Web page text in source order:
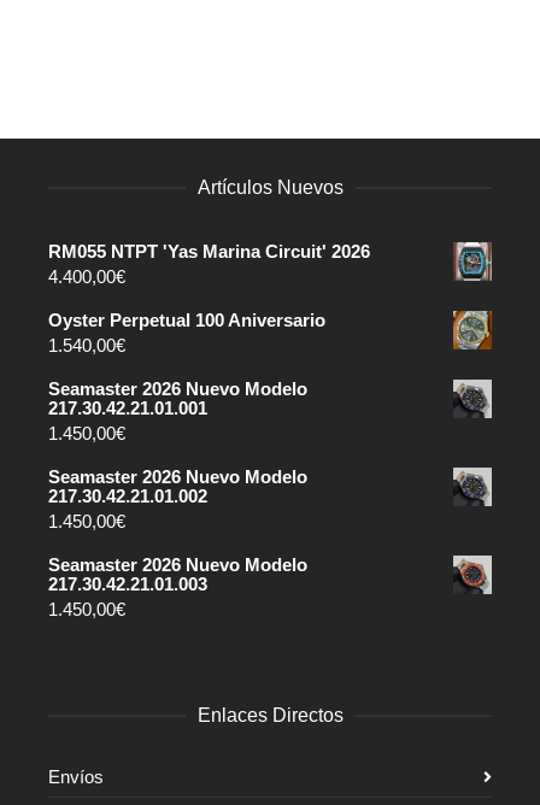
Artículos Nuevos
RM055 NTPT 'Yas Marina Circuit' 2026
4.400,00€
Oyster Perpetual 100 Aniversario
1.540,00€
Seamaster 2026 Nuevo Modelo
217.30.42.21.01.001
1.450,00€
Seamaster 2026 Nuevo Modelo
217.30.42.21.01.002
1.450,00€
Seamaster 2026 Nuevo Modelo
217.30.42.21.01.003
1.450,00€
Enlaces Directos
Envíos